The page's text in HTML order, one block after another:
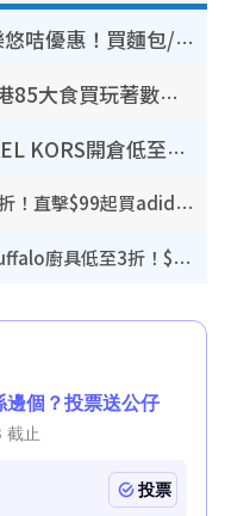
長者優惠｜OK便利店推樂悠咭優惠！買麵包/牛奶/保健品拍卡即減
【8月生日優惠2026】全港85大食買玩著數攻略 自助餐/火鍋放題同行免費＋誠品/DONKI送現金券
開倉優惠｜銅鑼灣MICHAEL KORS開倉低至17折！直擊$500起買手袋/銀包/鞋款 必買經典Jet Set系列
開倉優惠｜馬拉松開倉低至3折！直擊$99起買adidas／New Balance／Puma鞋款 STANLEY保溫杯劈價至$119起
廚具優惠｜普樂氏/意美廚/Buffalo廚具低至3折！$89起買煎鍋／炒鑊／個人鍋 同場小家電激減至$99起